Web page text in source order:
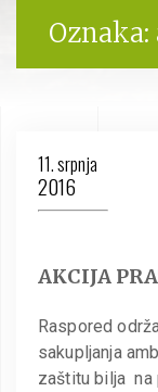
Oznaka:
11. srpnja
2016
AKCIJA
Raspored
sakupljanja
zaštitu bilja na